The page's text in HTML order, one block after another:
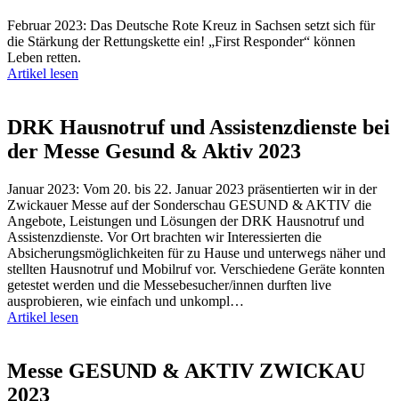
Februar 2023: Das Deutsche Rote Kreuz in Sachsen setzt sich für
die Stärkung der Rettungskette ein! „First Responder“ können
Leben retten.
Artikel lesen
DRK Hausnotruf und Assistenzdienste bei
der Messe Gesund & Aktiv 2023
Januar 2023: Vom 20. bis 22. Januar 2023 präsentierten wir in der
Zwickauer Messe auf der Sonderschau GESUND & AKTIV die
Angebote, Leistungen und Lösungen der DRK Hausnotruf und
Assistenzdienste. Vor Ort brachten wir Interessierten die
Absicherungsmöglichkeiten für zu Hause und unterwegs näher und
stellten Hausnotruf und Mobilruf vor. Verschiedene Geräte konnten
getestet werden und die Messebesucher/innen durften live
ausprobieren, wie einfach und unkompl…
Artikel lesen
Messe GESUND & AKTIV ZWICKAU
2023